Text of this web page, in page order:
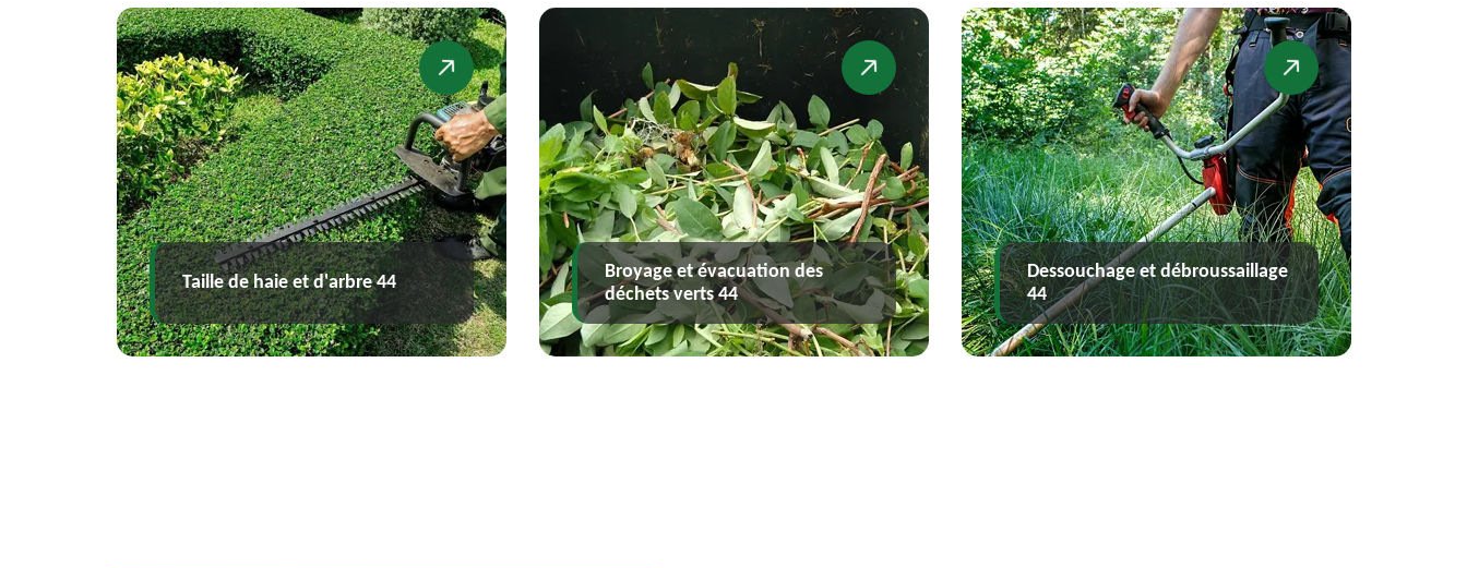
Taille de haie et d'arbre 44
Broyage et évacuation des
déchets verts 44
Dessouchage et débroussaillage
44
Jardinier